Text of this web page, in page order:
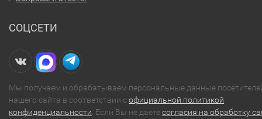
СОЦСЕТИ
Мы получаем и обрабатываем персональные данные
нашего сайта в соответствии софициальной политикой
конфиденциальности . Если Вы не даетесогласия на обработку